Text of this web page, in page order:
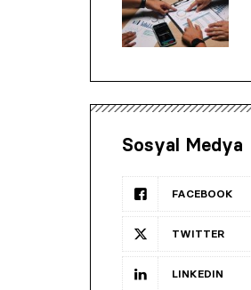
Sosyal Medya
FACEBOOK
TWITTER
LINKEDIN